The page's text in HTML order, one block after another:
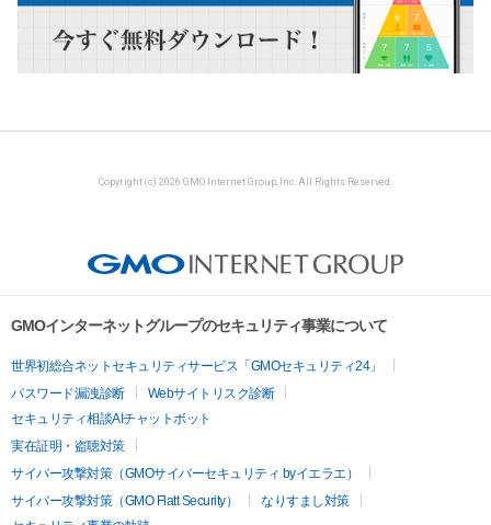
Copyright (c) 2026 GMO Internet Group, Inc. All Rights Reserved.
GMOインターネットグループのセキュリティ事業について
世界初総合ネットセキュリティサービス「GMOセキュリティ24」
パスワード漏洩診断
Webサイトリスク診断
セキュリティ相談AIチャットボット
実在証明・盗聴対策
サイバー攻撃対策（GMOサイバーセキュリティ byイエラエ）
サイバー攻撃対策（GMO Flatt Security）
なりすまし対策